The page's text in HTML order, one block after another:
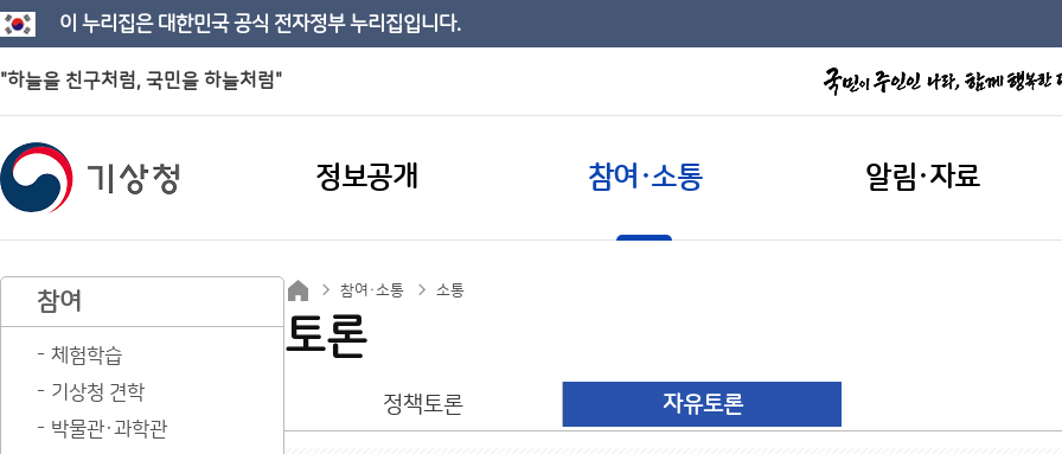
이 누리집은 대한민국 공식 전자정부 누리집입니다.
"하늘을 친구처럼, 국민을 하늘처럼"
정보공개 참여·소통 알림·자료
참여
체험학습
기상청 견학
박물관·과학관
참여·소통 소통
토론
정책토론 자유토론